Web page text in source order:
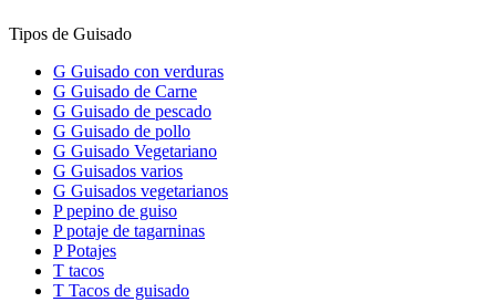
Tipos de Guisado
G Guisado con verduras
G Guisado de Carne
G Guisado de pescado
G Guisado de pollo
G Guisado Vegetariano
G Guisados varios
G Guisados vegetarianos
P pepino de guiso
P potaje de tagarninas
P Potajes
T tacos
T Tacos de guisado